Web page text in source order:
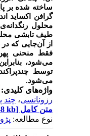
ساخته شده بر
گرافن اکساید
محلول رنگدانه‌ی
طیف تابشی
از آن‌جایی که در
فقط منحنی
می‌شود،
توسط
می‌شود.
واژه‌های کلیدی:
رزونانسی،چند
متن کامل[PDF 648 kb]
نوع مطالعه: